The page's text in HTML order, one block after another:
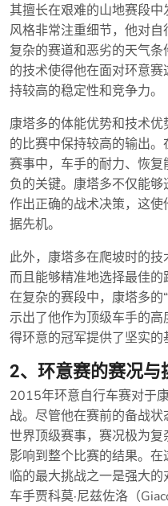
其擅长在艰难的山地赛段
风格非常注重细节，他对
复杂的赛道和恶劣的天气
的技术使得他在面对环意
持较高的稳定性和竞争力。
康塔多的体能优势和技术
的比赛中保持较高的输出
赛事中，车手的耐力、恢
负的关键。康塔多不仅能
作出正确的战术决策，这
据先机。
此外，康塔多在爬坡时的技
而且能够精准地选择最佳
在复杂的赛段中，康塔多的
示出了他作为顶级车手的
得环意的冠军提供了坚实的
2、环意赛的赛况与
2015年环意自行车赛对于
战。尽管他在赛前的备战
世界顶级赛事，赛况极为
影响到整个比赛的结果。
临的最大挑战之一是强大
车手贾科莫·尼兹佐洛（